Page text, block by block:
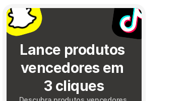
Lance produtos
vencedores em
3 cliques